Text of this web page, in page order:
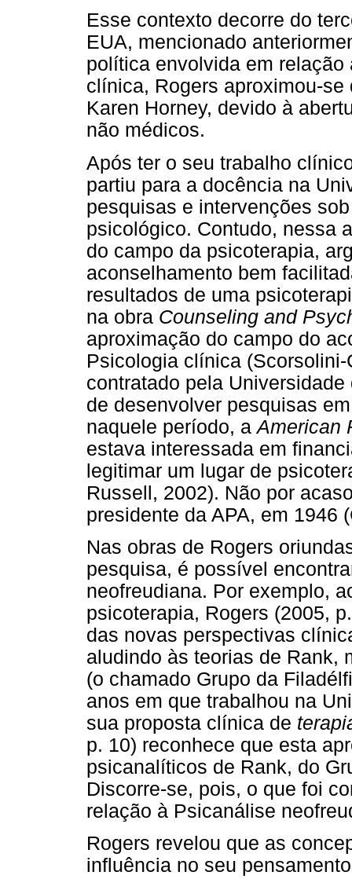
Esse contexto decorre do
EUA, mencionado
política envolvida em
clínica, Rogers aproximou-
Karen Horney, devido à
não médicos.
Após ter o seu trabalho
partiu para a docência na
pesquisas e intervenções
psicológico. Contudo, nessa
do campo da psicoterapia,
aconselhamento bem
resultados de uma
na obra Counseling and
aproximação do campo do
Psicologia clínica
contratado pela
de desenvolver pesquisas
naquele período, aAmerican
estava interessada em
legitimar um lugar de
Russell, 2002). Não por
presidente da APA, em 1946
Nas obras de Rogers
pesquisa, é possível
neofreudiana. Por exemplo,
psicoterapia, Rogers (2005,
das novas perspectivas
aludindo às teorias de Rank,
(o chamado Grupo da
anos em que trabalhou na
sua proposta clínica de
p. 10) reconhece que esta
psicanalíticos de Rank, do
Discorre-se, pois, o que foi
relação à Psicanálise
Rogers revelou que as
influência no seu